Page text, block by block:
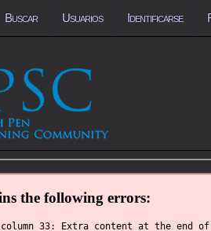
Buscar Usuarios Identificarse